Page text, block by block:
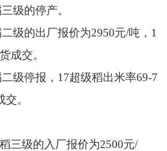
的停产。
的出厂报价为2950元/吨，1
成交。
停报，17超级稻出米率69-7
。
级的入厂报价为2500元/